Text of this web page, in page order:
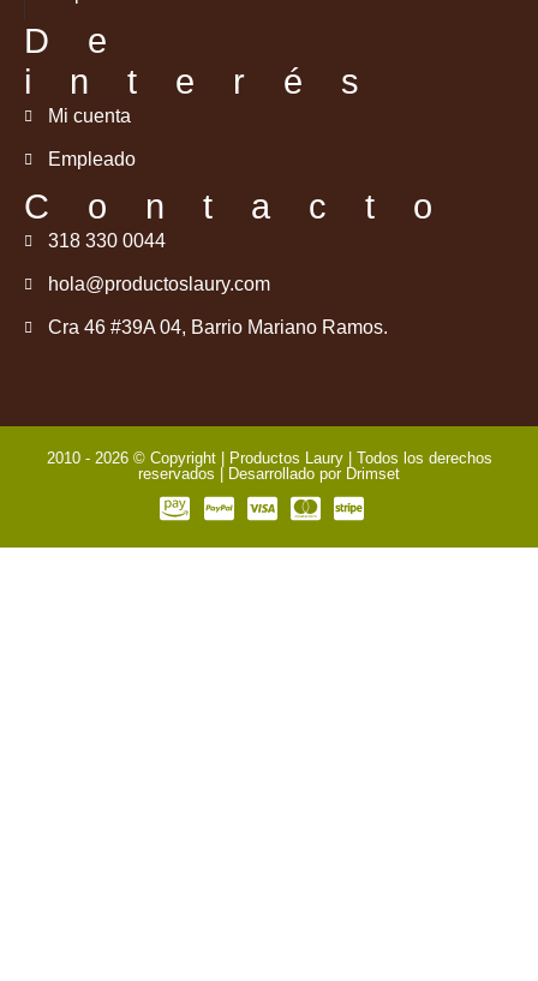
De
interés
Mi cuenta
Empleado
Contacto
318 330 0044
hola@productoslaury.com
Cra 46 #39A 04, Barrio Mariano Ramos.
2010 - 2026 © Copyright | Productos Laury | Todos los derechos
reservados | Desarrollado por Drimset